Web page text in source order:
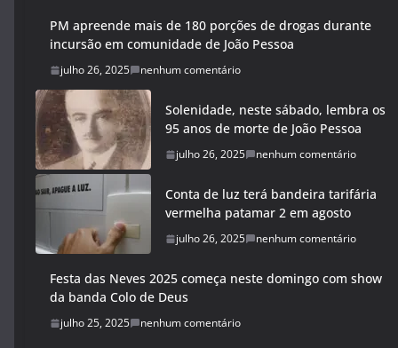
PM apreende mais de 180 porções de drogas durante
incursão em comunidade de João Pessoa
julho 26, 2025 nenhum comentário
Solenidade, neste sábado, lembra os
95 anos de morte de João Pessoa
julho 26, 2025 nenhum comentário
Conta de luz terá bandeira tarifária
vermelha patamar 2 em agosto
julho 26, 2025 nenhum comentário
Festa das Neves 2025 começa neste domingo com show
da banda Colo de Deus
julho 25, 2025 nenhum comentário